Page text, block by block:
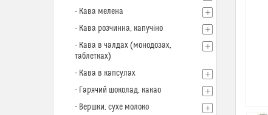
- Кава мелена
- Кава розчинна, капучіно
- Кава в чалдах (монодозах,
таблетках)
- Кава в капсулах
- Гарячий шоколад, какао
- Вершки, сухе молоко